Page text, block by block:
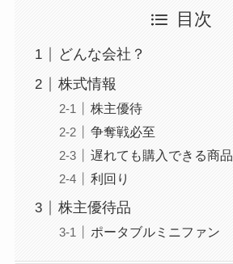
目次
どんな会社？
株式情報
株主優待
争奪戦必至
遅れても購入できる商品
利回り
株主優待品
ポータブルミニファン